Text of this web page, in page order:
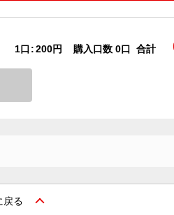
1口 200円 購入口数 0口 合計
戻る